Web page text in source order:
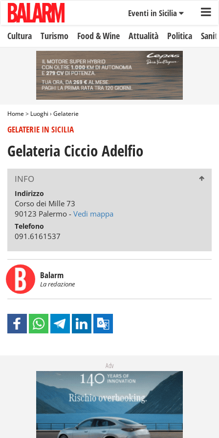
Eventi in Sicilia
Cultura Turismo Food & Wine Attualità Politica
Home> Luoghi › Gelaterie
GELATERIE IN SICILIA
Gelateria Ciccio Adelfio
INFO
Indirizzo
Corso dei Mille 73
90123 Palermo - Vedi mappa
Telefono
091.6161537
Balarm
La redazione
Adv